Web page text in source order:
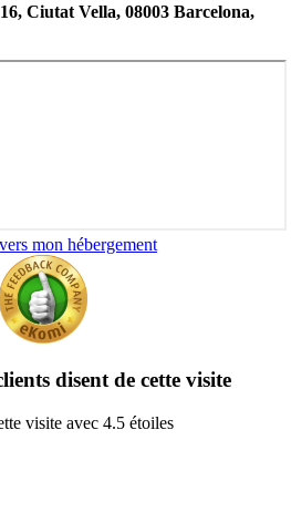
Ciutat Vella, 08003 Barcelona,
mon hébergement
disent de cette visite
visite avec 4.5 étoiles